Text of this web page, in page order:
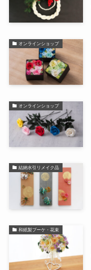
オンラインショップ
オンラインショップ
結納水引リメイク品
和紙製ブーケ・花束